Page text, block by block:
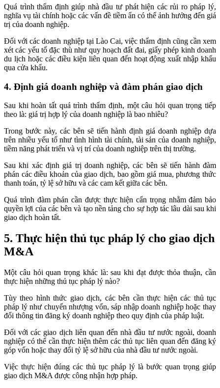
Quá trình thẩm định giúp nhà đầu tư phát hiện các rủi ro pháp lý,
nghĩa vụ tài chính hoặc các vấn đề tiềm ẩn có thể ảnh hưởng đến giá
trị của doanh nghiệp.
Đối với các doanh nghiệp tại Lào Cai, việc thẩm định cũng cần xem
xét các yếu tố đặc thù như quy hoạch đất đai, giấy phép kinh doanh
du lịch hoặc các điều kiện liên quan đến hoạt động xuất nhập khẩu
qua cửa khẩu.
4. Định giá doanh nghiệp và đàm phán giao dịch
Sau khi hoàn tất quá trình thẩm định, một câu hỏi quan trọng tiếp
theo là: giá trị hợp lý của doanh nghiệp là bao nhiêu?
Trong bước này, các bên sẽ tiến hành định giá doanh nghiệp dựa
trên nhiều yếu tố như tình hình tài chính, tài sản của doanh nghiệp,
tiềm năng phát triển và vị trí của doanh nghiệp trên thị trường.
Sau khi xác định giá trị doanh nghiệp, các bên sẽ tiến hành đàm
phán các điều khoản của giao dịch, bao gồm giá mua, phương thức
thanh toán, tỷ lệ sở hữu và các cam kết giữa các bên.
Quá trình đàm phán cần được thực hiện cẩn trọng nhằm đảm bảo
quyền lợi của các bên và tạo nền tảng cho sự hợp tác lâu dài sau khi
giao dịch hoàn tất.
5. Thực hiện thủ tục pháp lý cho giao dịch
M&A
Một câu hỏi quan trọng khác là: sau khi đạt được thỏa thuận, cần
thực hiện những thủ tục pháp lý nào?
Tùy theo hình thức giao dịch, các bên cần thực hiện các thủ tục
pháp lý như chuyển nhượng vốn, sáp nhập doanh nghiệp hoặc thay
đổi thông tin đăng ký doanh nghiệp theo quy định của pháp luật.
Đối với các giao dịch liên quan đến nhà đầu tư nước ngoài, doanh
nghiệp có thể cần thực hiện thêm các thủ tục liên quan đến đăng ký
góp vốn hoặc thay đổi tỷ lệ sở hữu của nhà đầu tư nước ngoài.
Việc thực hiện đúng các thủ tục pháp lý là bước quan trọng giúp
giao dịch M&A được công nhận hợp pháp.